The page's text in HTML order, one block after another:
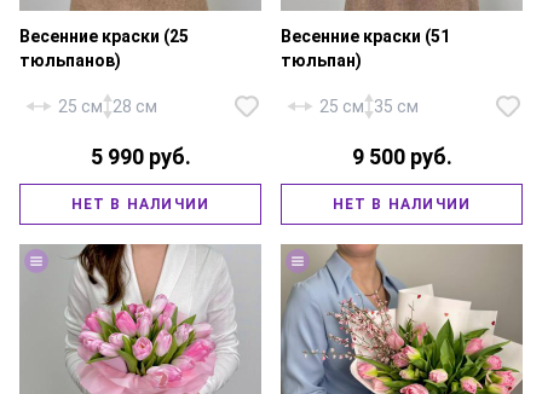
писташ, шляпная коробка 15х15
см., флористическая губка,
Весенние краски (25
тюльпанов)
25 см 28 см
5 990 руб.
НЕТ В НАЛИЧИИ
шляпная коробка 18х20 см.,
юбочка, флористическая губка,
Весенние краски (51
тюльпан)
25 см 35 см
9 500 руб.
НЕТ В НАЛИЧИИ